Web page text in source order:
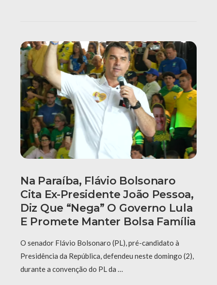
Na Paraíba, Flávio Bolsonaro
Cita Ex-Presidente João Pessoa,
Diz Que “nega” O Governo Lula
E Promete Manter Bolsa Família
O senador Flávio Bolsonaro (PL), pré-candidato à
Presidência da República, defendeu neste domingo (2),
durante a convenção do PL da …